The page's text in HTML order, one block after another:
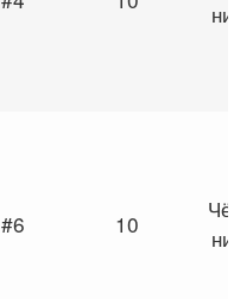
#6 10